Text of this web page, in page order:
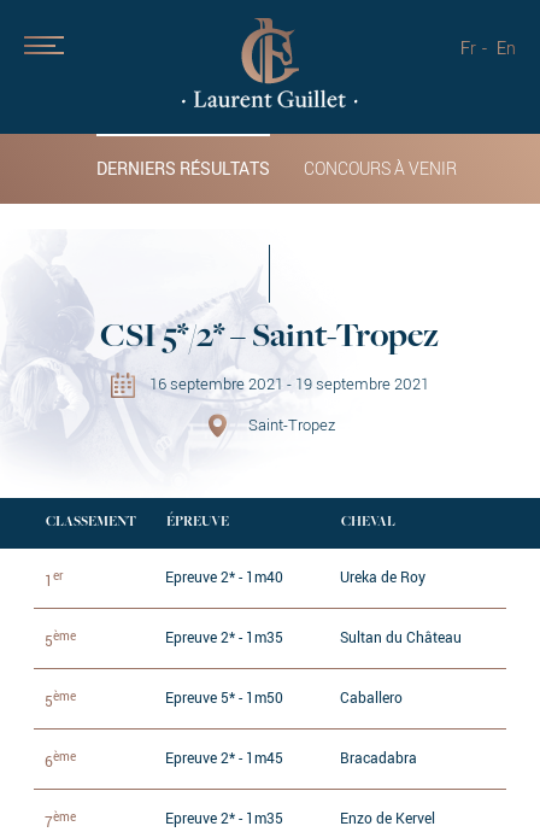
Fr En
DERNIERS RÉSULTATS CONCOURS À VENIR
CSI 5*/2* – Saint-Tropez
16 septembre 2021 - 19 septembre 2021
Saint-Tropez
CLASSEMENT ÉPREUVE CHEVAL
1 er Epreuve 2* - 1m40 Ureka de Roy
5ème Epreuve 2* - 1m35 Sultan du Château
5ème Epreuve 5* - 1m50 Caballero
6ème Epreuve 2* - 1m45 Bracadabra
7ème Epreuve 2* - 1m35 Enzo de Kervel